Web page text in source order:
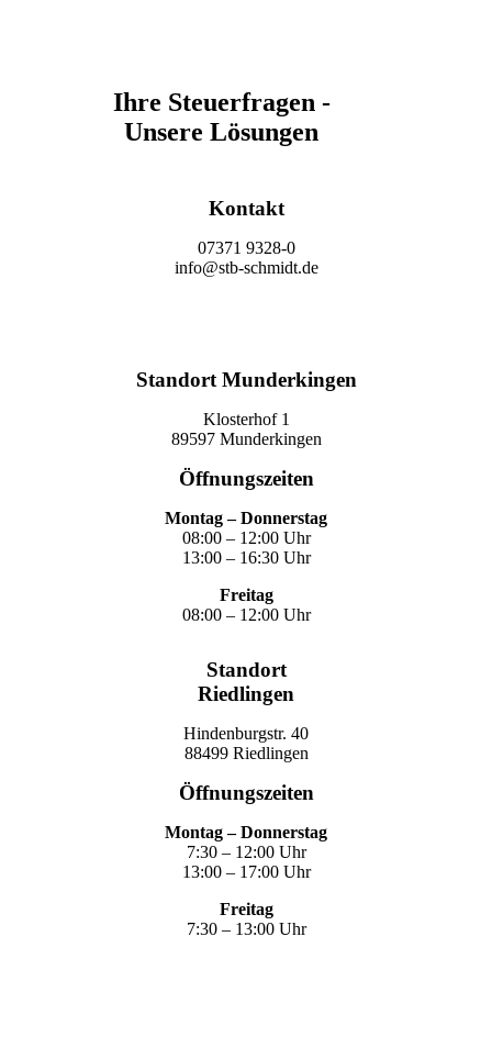
Ihre Steuerfragen -
Unsere Lösungen
Kontakt
07371 9328-0
info@stb-schmidt.de
Standort Munderkingen
Klosterhof 1
89597 Munderkingen
Öffnungszeiten
Montag – Donnerstag
08:00 – 12:00 Uhr
13:00 – 16:30 Uhr
Freitag
08:00 – 12:00 Uhr
Standort
Riedlingen
Hindenburgstr. 40
88499 Riedlingen
Öffnungszeiten
Montag – Donnerstag
7:30 – 12:00 Uhr
13:00 – 17:00 Uhr
Freitag
7:30 – 13:00 Uhr